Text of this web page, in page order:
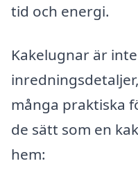
tid och energi.
Kakelugnar är
många praktiska
de sätt som en
hem: